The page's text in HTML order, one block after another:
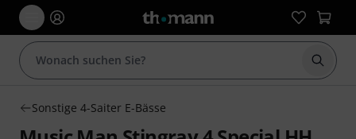
Suche
Sonstige 4-Saiter E-Bässe